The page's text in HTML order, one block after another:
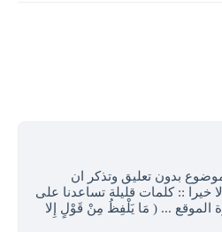
بدون تعليق وتذكر ان
خيرا :: كلمات قليلة تساعدنا على
الموقع ... ( مَا يَلْفِظُ مِنْ قَوْلٍ إِلا